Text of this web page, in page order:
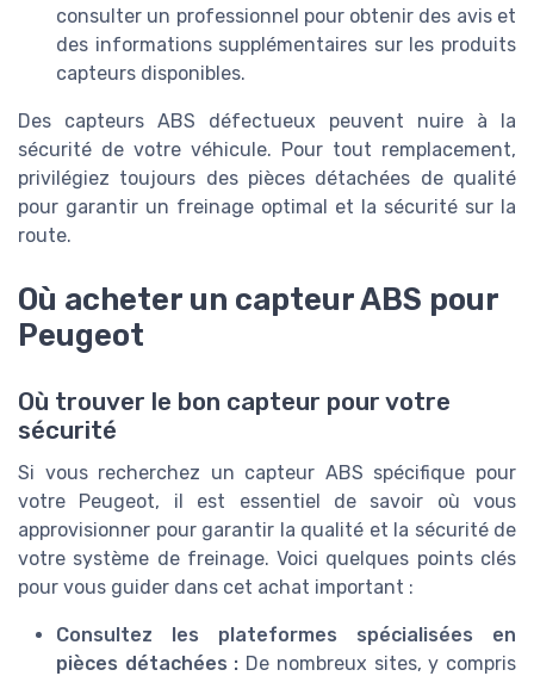
consulter un professionnel pour obtenir des avis et
des informations supplémentaires sur les produits
capteurs disponibles.
Des capteurs ABS défectueux peuvent nuire à la
sécurité de votre véhicule. Pour tout remplacement,
privilégiez toujours des pièces détachées de qualité
pour garantir un freinage optimal et la sécurité sur la
route.
Où acheter un capteur ABS pour
Peugeot
Où trouver le bon capteur pour votre
sécurité
Si vous recherchez un capteur ABS spécifique pour
votre Peugeot, il est essentiel de savoir où vous
approvisionner pour garantir la qualité et la sécurité de
votre système de freinage. Voici quelques points clés
pour vous guider dans cet achat important :
Consultez les plateformes spécialisées en
pièces détachées : De nombreux sites, y compris